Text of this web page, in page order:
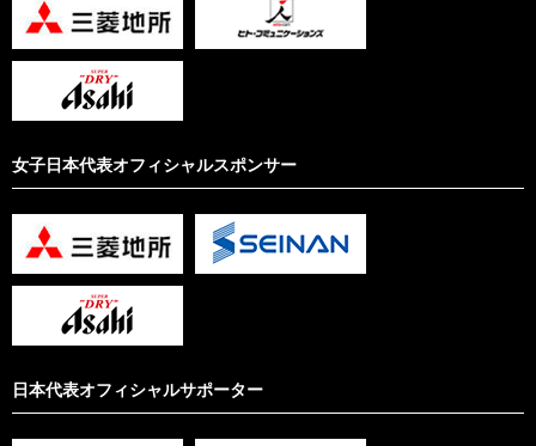
女子日本代表オフィシャルスポンサー
日本代表オフィシャルサポーター